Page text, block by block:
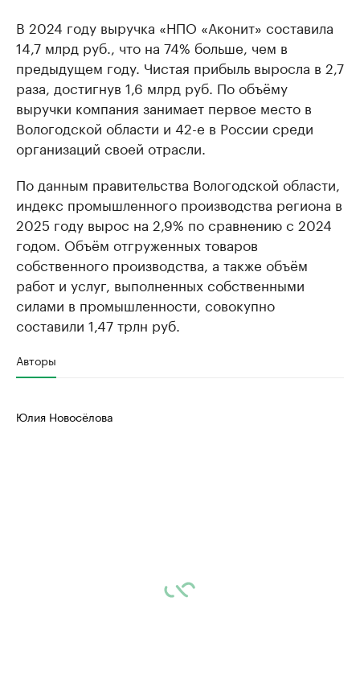
В 2024 году выручка «НПО «Аконит» составила
14,7 млрд руб., что на 74% больше, чем в
предыдущем году. Чистая прибыль выросла в 2,7
раза, достигнув 1,6 млрд руб. По объёму
выручки компания занимает первое место в
Вологодской области и 42-е в России среди
организаций своей отрасли.
По данным правительства Вологодской области,
индекс промышленного производства региона в
2025 году вырос на 2,9% по сравнению с 2024
годом. Объём отгруженных товаров
собственного производства, а также объём
работ и услуг, выполненных собственными
силами в промышленности, совокупно
составили 1,47 трлн руб.
Авторы
Юлия Новосёлова